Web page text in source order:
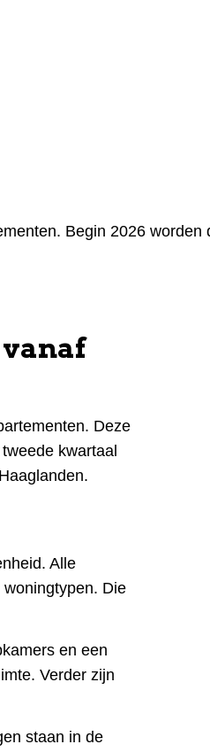
Begin 2026 worden
Deze
kwartaal
Alle
Die
en een
Verder zijn
staan in de